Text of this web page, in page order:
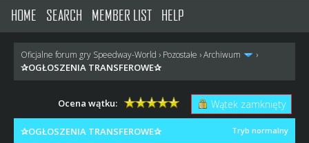
HOME SEARCH MEMBER LIST HELP
Oficjalne forum gry Speedway-World › Pozostałe ›Archiwum ›
✰OGŁOSZENIA TRANSFEROWE✰
Wątek zamknięty
Ocena wątku:
Tryb normalny
✰OGŁOSZENIA TRANSFEROWE✰